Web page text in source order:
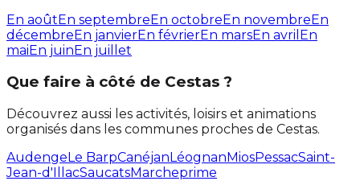
En aoûtEn septembreEn octobreEn novembreEn
décembreEn janvierEn févrierEn marsEn avril En
maiEn juinEn juillet
Que faire à côté de Cestas ?
Découvrez aussi les activités, loisirs et animations
organisés dans les communes proches de Cestas.
AudengeLe BarpCanéjanLéognanMiosPessacSaint-
Jean-d'IllacSaucatsMarcheprime